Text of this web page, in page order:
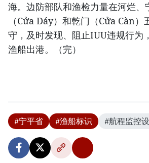
海。边防部队和渔检力量在河烂、
（Cửa Đáy）和乾门（Cửa Càn）
守，及时发现、阻止IUU违规行为
渔船出港。（完）
#宁平省 #渔船标识 #航程监控